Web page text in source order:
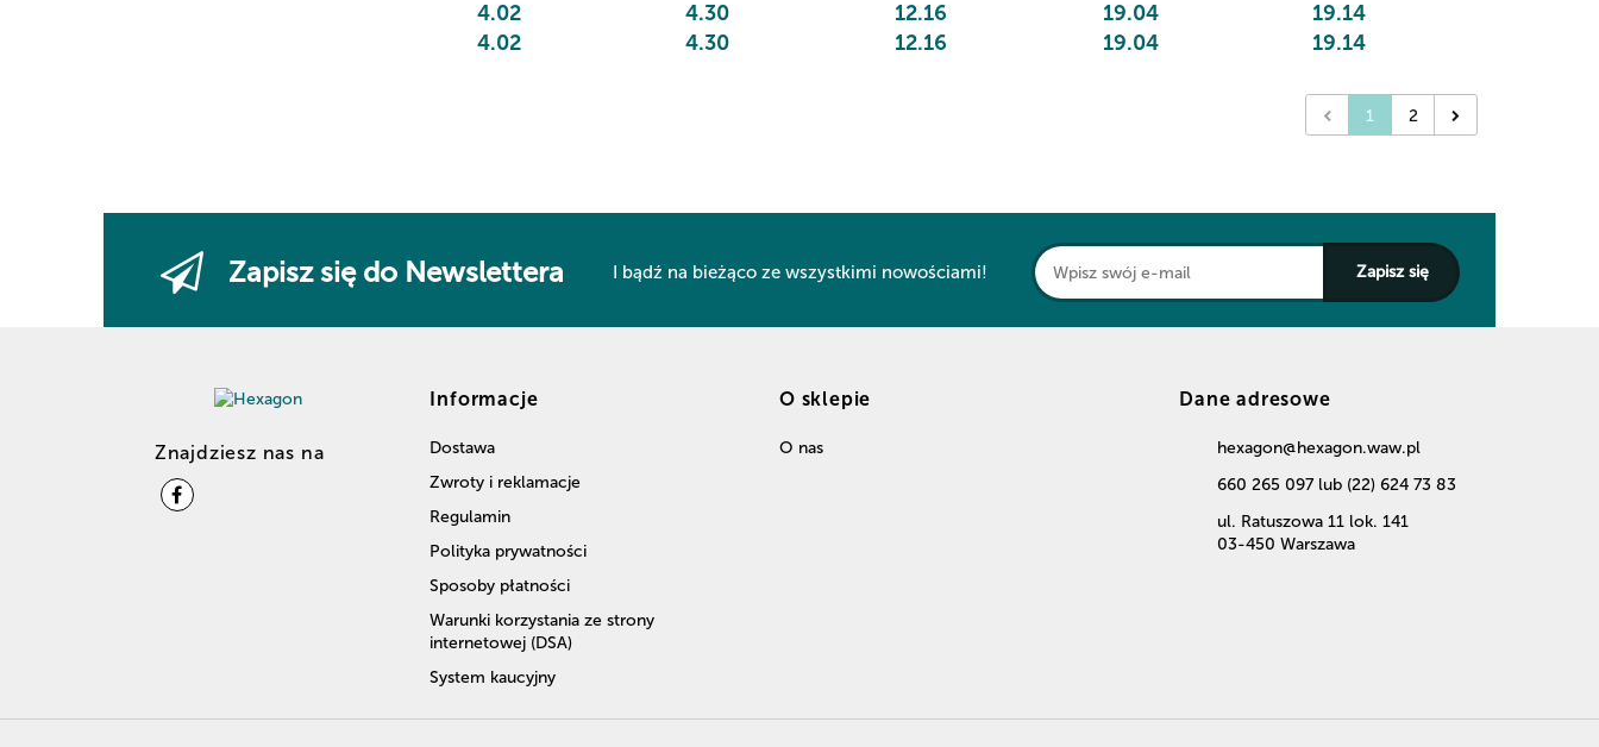
4.02
4.02
4.30
4.30
12.16
12.16
19.04
19.04
19.14
19.14
1 2
Zapisz się do Newslettera I bądź na bieżąco ze wszystkimi nowościami!
Znajdziesz nas na
Dane adresowe
hexagon@hexagon.waw.pl
660 265 097 lub (22) 624 73 83
ul. Ratuszowa 11 lok. 141
03-450 Warszawa
Informacje
Dostawa
Zwroty i reklamacje
Regulamin
Polityka prywatności
Sposoby płatności
Warunki korzystania ze strony
internetowej (DSA)
System kaucyjny
O sklepie
O nas